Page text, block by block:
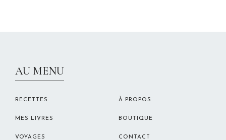
AU MENU
RECETTES
MES LIVRES
VOYAGES
À PROPOS
BOUTIQUE
CONTACT